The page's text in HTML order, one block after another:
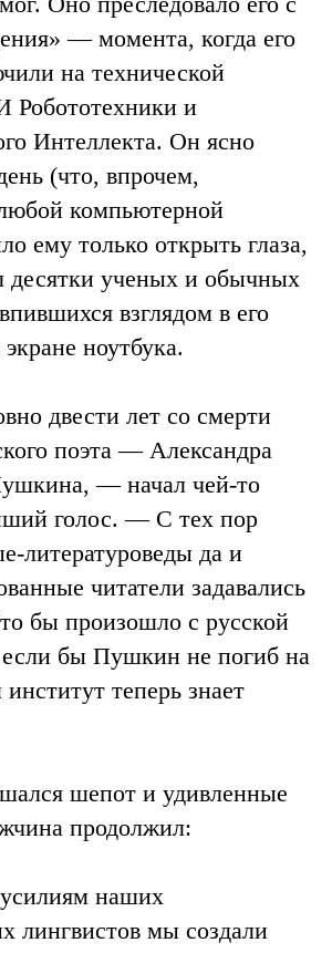
— момента, когда его
на технической
Робототехники и
Интеллекта. Он ясно
(что, впрочем,
компьютерной
ему только открыть глаза,
десятки ученых и обычных
взглядом в его
ноутбука.
двести лет со смерти
поэта — Александра
— начал чей-то
голос. — С тех пор
литературоведы да и
читатели задавались
бы произошло с русской
если бы Пушкин не погиб на
теперь знает
шепот и удивленные
продолжил:
наших
лингвистов мы создали